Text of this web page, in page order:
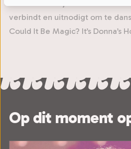
verbindt en uitnodigt om te
Could It Be Magic? It’s Donna’s
Op dit moment